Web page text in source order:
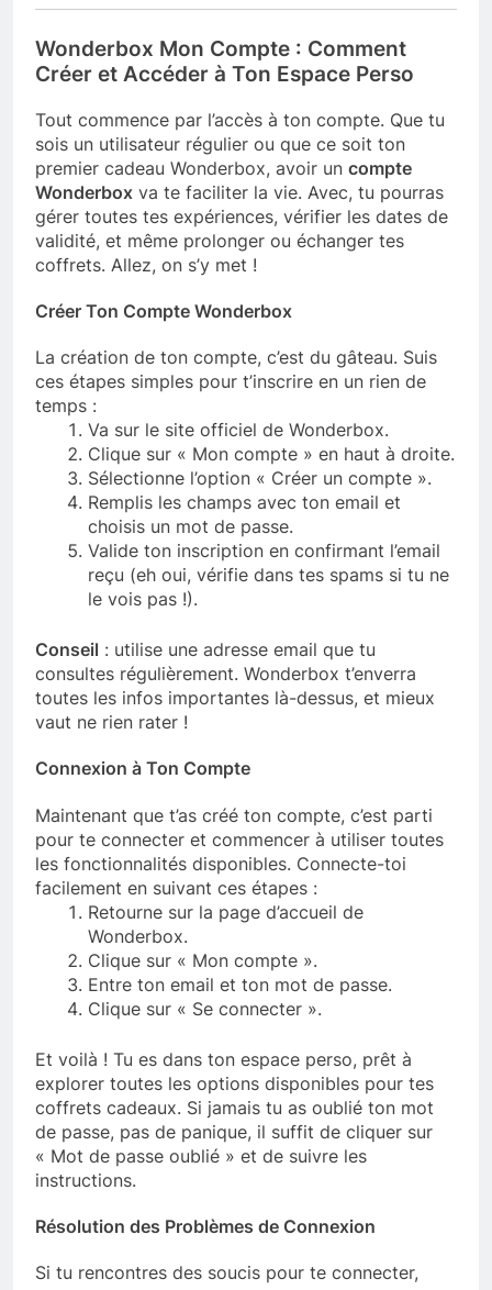
Wonderbox Mon Compte : Comment
Créer et Accéder à Ton Espace Perso
Tout commence par l’accès à ton compte. Que tu
sois un utilisateur régulier ou que ce soit ton
premier cadeau Wonderbox, avoir un compte
Wonderbox va te faciliter la vie. Avec, tu pourras
gérer toutes tes expériences, vérifier les dates de
validité, et même prolonger ou échanger tes
coffrets. Allez, on s’y met !
Créer Ton Compte Wonderbox
La création de ton compte, c’est du gâteau. Suis
ces étapes simples pour t’inscrire en un rien de
temps :
Va sur le site officiel de Wonderbox.
Clique sur « Mon compte » en haut à droite.
Sélectionne l’option « Créer un compte ».
Remplis les champs avec ton email et
choisis un mot de passe.
Valide ton inscription en confirmant l’email
reçu (eh oui, vérifie dans tes spams si tu ne
le vois pas !).
Conseil : utilise une adresse email que tu
consultes régulièrement. Wonderbox t’enverra
toutes les infos importantes là-dessus, et mieux
vaut ne rien rater !
Connexion à Ton Compte
Maintenant que t’as créé ton compte, c’est parti
pour te connecter et commencer à utiliser toutes
les fonctionnalités disponibles. Connecte-toi
facilement en suivant ces étapes :
Retourne sur la page d’accueil de
Wonderbox.
Clique sur « Mon compte ».
Entre ton email et ton mot de passe.
Clique sur « Se connecter ».
Et voilà ! Tu es dans ton espace perso, prêt à
explorer toutes les options disponibles pour tes
coffrets cadeaux. Si jamais tu as oublié ton mot
de passe, pas de panique, il suffit de cliquer sur
« Mot de passe oublié » et de suivre les
instructions.
Résolution des Problèmes de Connexion
Si tu rencontres des soucis pour te connecter,